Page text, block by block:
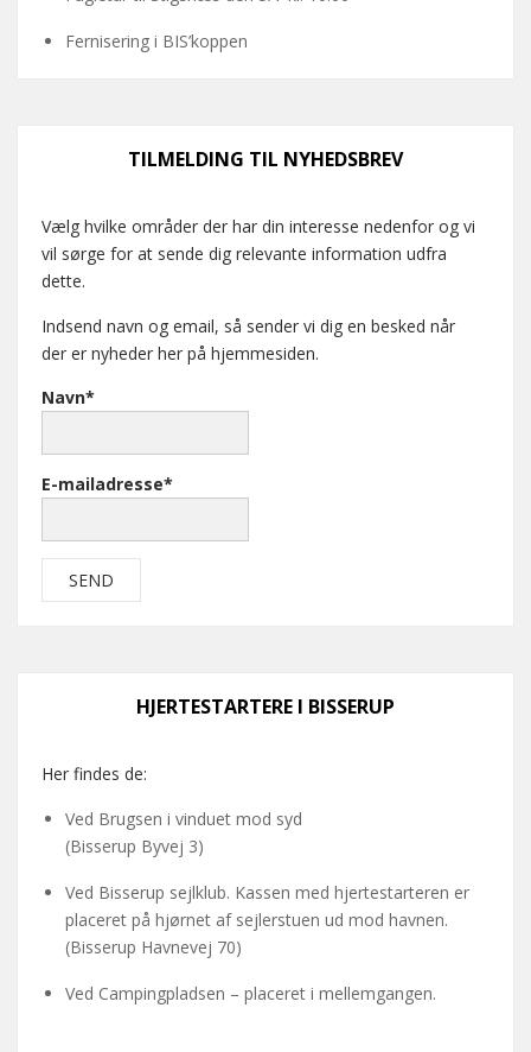
Fernisering i BIS’koppen
TILMELDING TIL NYHEDSBREV
Vælg hvilke områder der har din interesse nedenfor og vi
vil sørge for at sende dig relevante information udfra
dette.
Indsend navn og email, så sender vi dig en besked når
der er nyheder her på hjemmesiden.
Navn*
E-mailadresse*
HJERTESTARTERE I BISSERUP
Her findes de:
Ved Brugsen i vinduet mod syd
(Bisserup Byvej 3)
Ved Bisserup sejlklub. Kassen med hjertestarteren er
placeret på hjørnet af sejlerstuen ud mod havnen.
(Bisserup Havnevej 70)
Ved Campingpladsen – placeret i mellemgangen.